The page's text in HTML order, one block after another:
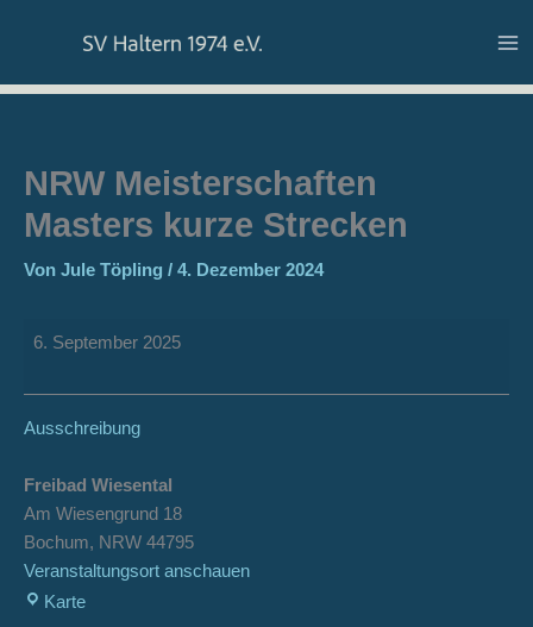
NRW Meisterschaften
Masters kurze Strecken
Von Jule Töpling / 4. Dezember 2024
Meisterschaften
kurze
6. September 2025
Ausschreibung
Freibad Wiesental
Am Wiesengrund 18
Bochum, NRW 44795
Veranstaltungsort anschauen
Karte
Wiesental